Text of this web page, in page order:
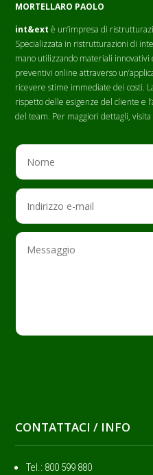
MORTELLARO PAOLO
int&ext è un’impresa di
Specializzata in ristrutturazioni di
mano utilizzando materiali innovativi
preventivi online attraverso
ricevere stime immediate dei costi.
rispetto delle esigenze del cliente e
del team. Per maggiori dettagli, visita
CONTATTACI / INFO
Tel.: ‭800 599 880